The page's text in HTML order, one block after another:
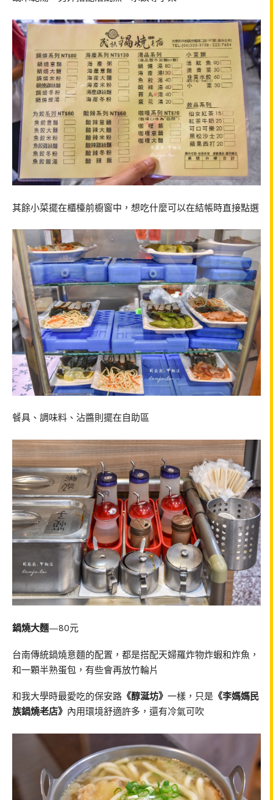
其餘小菜擺在櫃檯前櫥窗中，想吃什麼可以在結帳時直接點選
餐具、調味料、沾醬則擺在自助區
鍋燒大麵—80元
台南傳統鍋燒意麵的配置，都是搭配天婦羅炸物炸蝦和炸魚，
和一顆半熟蛋包，有些會再放竹輪片
和我大學時最愛吃的保安路 《醇涎坊》 一樣，只是 《李媽媽民
族鍋燒老店》 內用環境舒適許多，還有冷氣可吹